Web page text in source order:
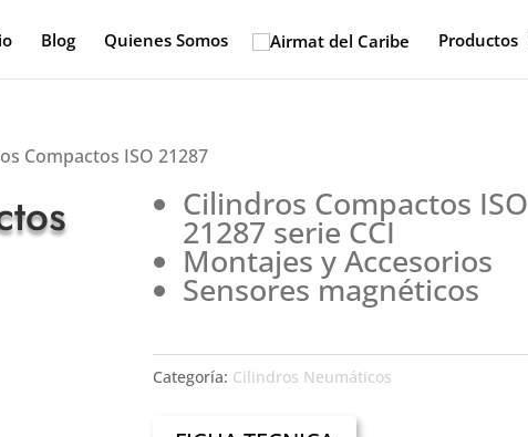
Blog Quienes Somos Productos
Compactos ISO 21287
Cilindros Compactos ISO
21287 serie CCI
Montajes y Accesorios
Sensores magnéticos
Categoría: Cilindros Neumáticos